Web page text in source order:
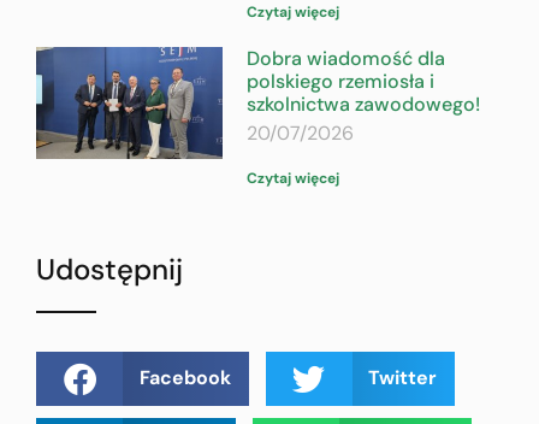
Czytaj więcej
Dobra wiadomość dla
polskiego rzemiosła i
szkolnictwa zawodowego!
20/07/2026
Czytaj więcej
Udostępnij
Facebook Twitter